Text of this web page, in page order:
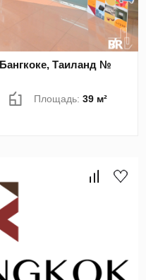
Таиланд №
Площадь:39 м²